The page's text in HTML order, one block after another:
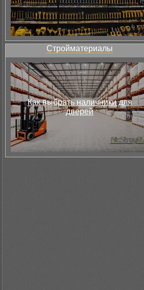
Стройматериалы
Как выбрать наличники для
дверей